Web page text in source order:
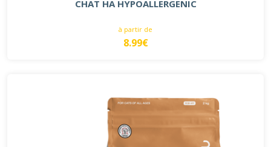
CHAT HA HYPOALLERGENIC
à partir de
8.99€